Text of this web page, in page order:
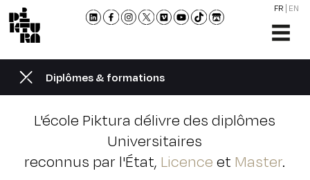
FR EN
Diplômes & formations
L'école Piktura délivre des diplômes
Universitaires
reconnus par l'État, Licence et Master.